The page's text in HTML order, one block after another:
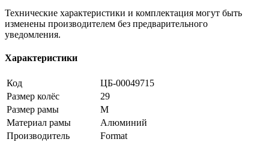
Технические характеристики и комплектация могут быть
изменены производителем без предварительного
уведомления.
Характеристики
Код
ЦБ-00049715
Размер колёс
29
Размер рамы
M
Материал рамы
Алюминий
Производитель
Format